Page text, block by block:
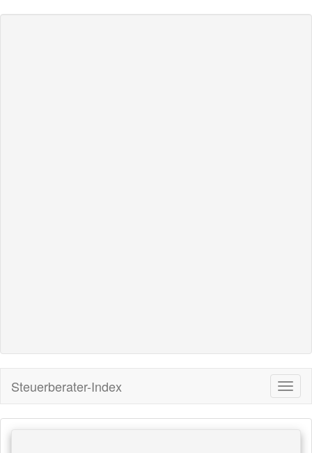
Steuerberater-Index